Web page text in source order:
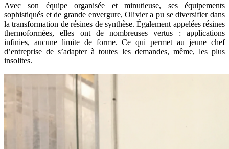
Avec son équipe organisée et minutieuse, ses équipements
sophistiqués et de grande envergure, Olivier a pu se diversifier dans
la transformation de résines de synthèse. Également appelées résines
thermoformées, elles ont de nombreuses vertus : applications
infinies, aucune limite de forme. Ce qui permet au jeune chef
d’entreprise de s’adapter à toutes les demandes, même, les plus
insolites.